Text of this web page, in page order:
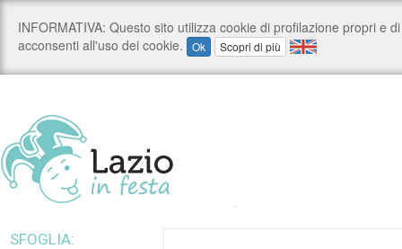
SFOGLIA: